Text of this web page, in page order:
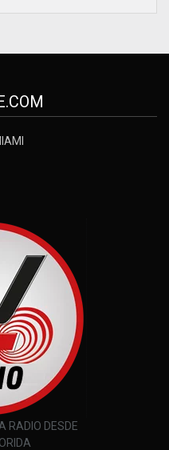
RADIO DESDE